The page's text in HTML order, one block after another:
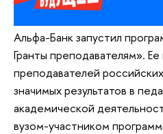
Альфа-Банк запустил
Гранты преподавателям».
преподавателей
значимых результатов в
академической
вузом-участником